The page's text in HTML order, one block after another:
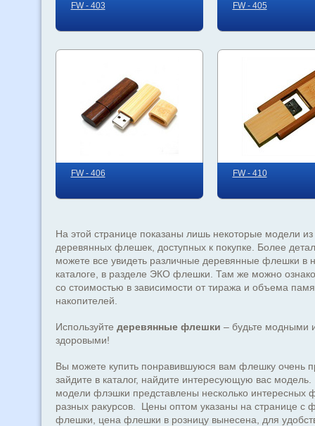
FW - 403 FW - 405
FW - 406 FW - 410
На этой странице показаны лишь некоторые модели из
деревянных флешек, доступных к покупке. Более
можете все увидеть различные деревянные флешки в
каталоге, в разделе ЭКО флешки. Там же можно
со стоимостью в зависимости от тиража и объема
накопителей.
Используйте деревянные флешки – будьте модными
здоровыми!
Вы можете купить понравившуюся вам флешку очень
зайдите в каталог, найдите интересующую вас
модели флэшки представлены несколько интересных
разных ракурсов. Цены оптом указаны на странице с
флешки, цена флешки в розницу вынесена, для